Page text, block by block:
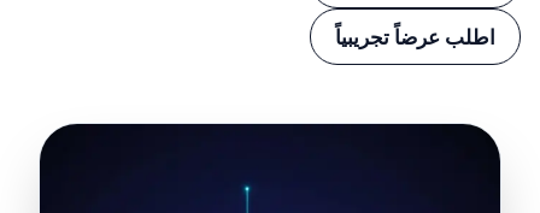
اطلب عرضاً تجريبياً